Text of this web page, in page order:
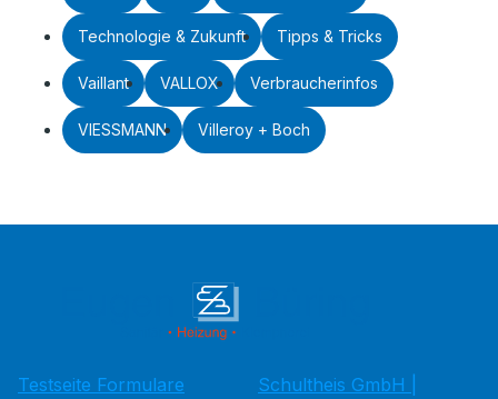
Technologie & Zukunft Tipps & Tricks
Vaillant VALLOX Verbraucherinfos
VIESSMANN Villeroy + Boch
Testseite Formulare
Schultheis GmbH |